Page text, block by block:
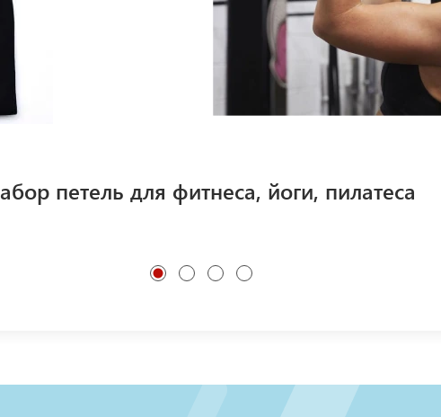
петель для фитнеса, йоги, пилатеса
1 2 3 4